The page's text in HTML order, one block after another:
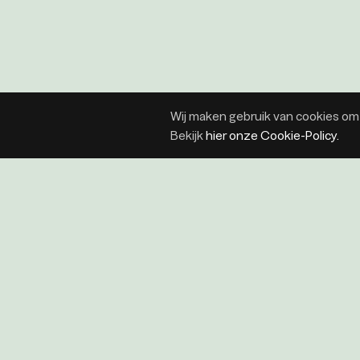
Wij maken gebruik van cookies
Bekijkhier onze Cookie-Policy.